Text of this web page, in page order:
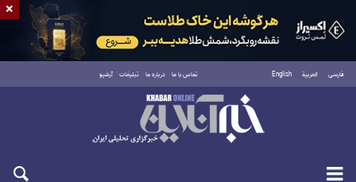
فارسی العربية English تماس با ما درباره ما تبلیغات آرشیو
یکشنبه ۱۸ مرداد ۱۴۰۵
×